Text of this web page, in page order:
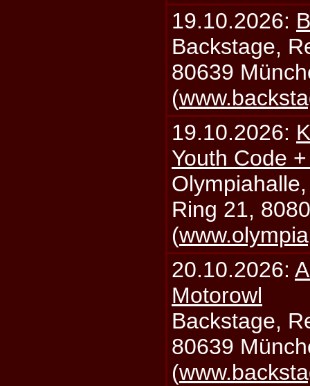
19.10.2026:
Backstage,
80639
(
19.10.2026:
Youth Code
Ring 21,
(
20.10.2026:
Motorowl
Backstage,
80639
(